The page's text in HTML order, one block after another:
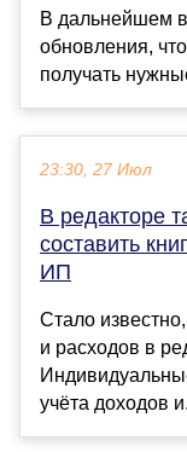
В дальнейшем
обновления,
получать
23:30, 27 Июл
В редакторе
составить
ИП
Стало известно,
и расходов в
учёта доходов